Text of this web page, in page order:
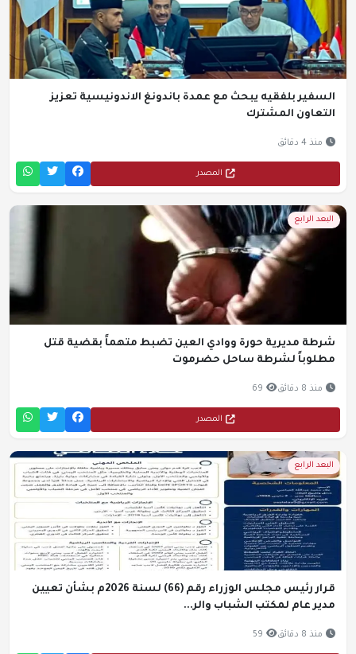
السفير بلفقيه يبحث مع عمدة باندونغ الاندونيسية تعزيز
التعاون المشترك
منذ 4 دقائق
المصدر
البعد الرابع
شرطة مديرية حورة ووادي العين تضبط متهماً بقضية قتل
مطلوباً لشرطة ساحل حضرموت
منذ 8 دقائق 69
المصدر
البعد الرابع
قرار رئيس مجلس الوزراء رقم (66) لسنة 2026م بشأن تعيين
مدير عام لمكتب الشباب والر...
منذ 8 دقائق 59